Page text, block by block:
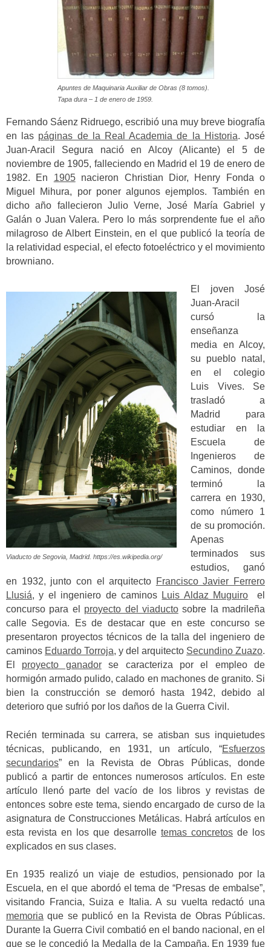
Apuntes de Maquinaria Auxiliar de Obras (8 tomos).
Tapa dura – 1 de enero de 1959.
Fernando Sáenz Ridruego, escribió una muy breve biografía
en las páginas de la Real Academia de la Historia. José
Juan-Aracil Segura nació en Alcoy (Alicante) el 5 de
noviembre de 1905, falleciendo en Madrid el 19 de enero de
1982. En 1905nacieron Christian Dior, Henry Fonda o
Miguel Mihura, por poner algunos ejemplos. También en
dicho año fallecieron Julio Verne, José María Gabriel y
Galán o Juan Valera. Pero lo más sorprendente fue el año
milagroso de Albert Einstein, en el que publicó la teoría de
la relatividad especial, el efecto fotoeléctrico y el movimiento
browniano.
Viaducto de Segovia, Madrid. https://es.wikipedia.org/
El joven José
Juan-Aracil
cursó la
enseñanza
media en Alcoy,
su pueblo natal,
en el colegio
Luis Vives. Se
trasladó a
Madrid para
estudiar en la
Escuela de
Ingenieros de
Caminos, donde
terminó la
carrera en 1930,
como número 1
de su promoción.
Apenas
terminados sus
estudios, ganó
en 1932, junto con el arquitecto Francisco Javier Ferrero
Llusiá, y el ingeniero de caminos Luis Aldaz Muguiro el
concurso para el proyecto del viaductosobre la madrileña
calle Segovia. Es de destacar que en este concurso se
presentaron proyectos técnicos de la talla del ingeniero de
caminos Eduardo Torroja, y del arquitecto Secundino Zuazo.
El proyecto ganadorse caracteriza por el empleo de
hormigón armado pulido, calado en machones de granito. Si
bien la construcción se demoró hasta 1942, debido al
deterioro que sufrió por los daños de la Guerra Civil.
Recién terminada su carrera, se atisban sus inquietudes
técnicas, publicando, en 1931, un artículo, “Esfuerzos
secundarios” en la Revista de Obras Públicas, donde
publicó a partir de entonces numerosos artículos. En este
artículo llenó parte del vacío de los libros y revistas de
entonces sobre este tema, siendo encargado de curso de la
asignatura de Construcciones Metálicas. Habrá artículos en
esta revista en los que desarrolle temas concretos de los
explicados en sus clases.
En 1935 realizó un viaje de estudios, pensionado por la
Escuela, en el que abordó el tema de “Presas de embalse”,
visitando Francia, Suiza e Italia. A su vuelta redactó una
memoria que se publicó en la Revista de Obras Públicas.
Durante la Guerra Civil combatió en el bando nacional, en el
que se le concedió la Medalla de la Campaña. En 1939 fue